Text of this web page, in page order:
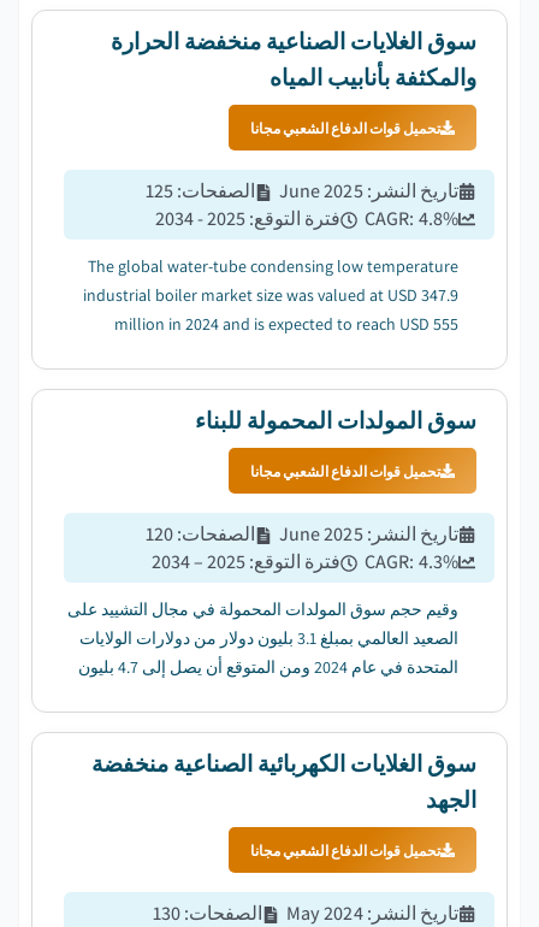
سوق الغلايات الصناعية منخفضة الحرارة
والمكثفة بأنابيب المياه
تحميل قوات الدفاع الشعبي مجانا
تاريخ النشر :
June 2025 الصفحات:
125
CAGR: 4.8% فترة التوقع:
2025 - 2034
The global water-tube condensing low temperature
industrial boiler market size was valued at USD 347.9
million in 2024 and is expected to reach USD 555
سوق المولدات المحمولة للبناء
تحميل قوات الدفاع الشعبي مجانا
تاريخ النشر :
June 2025 الصفحات:
120
CAGR: 4.3% فترة التوقع:
2025 – 2034
وقيم حجم سوق المولدات المحمولة في مجال التشييد على
الصعيد العالمي بمبلغ 3.1 بليون دولار من دولارات الولايات
المتحدة في عام 2024 ومن المتوقع أن يصل إلى 4.7 بليون
سوق الغلايات الكهربائية الصناعية منخفضة
الجهد
تحميل قوات الدفاع الشعبي مجانا
تاريخ النشر :
May 2024 الصفحات:
130